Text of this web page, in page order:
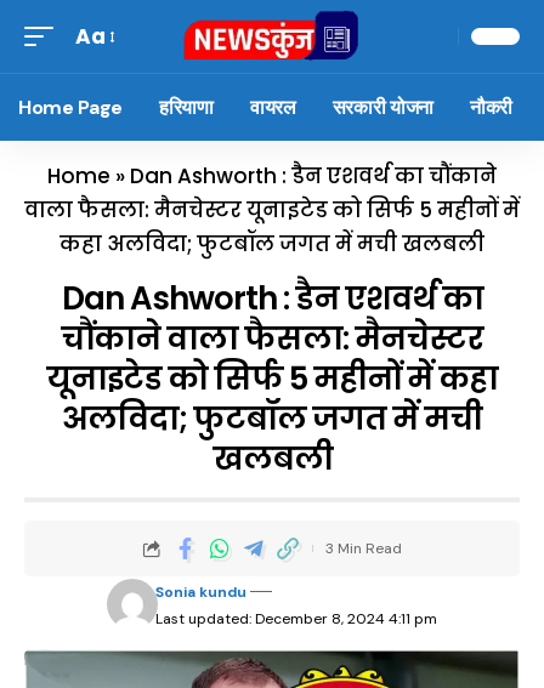
Aa
Home Page हरियाणा वायरल सरकारी योजना नौकरी
Home » Dan Ashworth : डैन एशवर्थ का चौंकाने
वाला फैसला: मैनचेस्टर यूनाइटेड को सिर्फ 5 महीनों में
कहा अलविदा; फुटबॉल जगत में मची खलबली
Dan Ashworth : डैन एशवर्थ का
चौंकाने वाला फैसला: मैनचेस्टर
यूनाइटेड को सिर्फ 5 महीनों में कहा
अलविदा; फुटबॉल जगत में मची
खलबली
Last updated: December 8, 2024 4:11 pm
Sonia kundu
3 Min Read